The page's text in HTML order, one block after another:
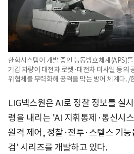
한화시스템이 개발 중인 능동방호체계(APS)
기갑 차량이 대전차 로켓·대전차 미사일 등의
위협체를 무력화해 공격을 막는 방어 체계다. /
LIG넥스원은 AI로 정찰 정보를 실
령을 내리는 'AI 지휘통제·통신시
원격 제어, 정찰·전투·스텔스 기능
검' 시리즈를 개발하고 있다.